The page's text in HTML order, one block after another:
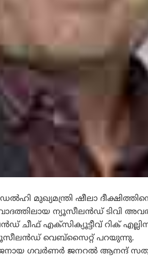
മുഖ്യമന്ത്രി ഷീലാ
ന്യൂസീലന്‍ഡ്‌ ടിവി
ചീഫ്‌ എക്‌സിക്യൂട്ടീവ്‌ റിക്‌
ന്യൂസീലന്‍ഡ്‌ വെബ്‌സൈറ്റ്‌ പറയുന്നു.
ഗവര്‍ണര്‍ ജനറല്‍ ആനന്ദ്‌